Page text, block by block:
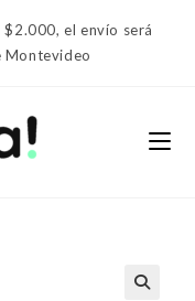
el envío será
Montevideo